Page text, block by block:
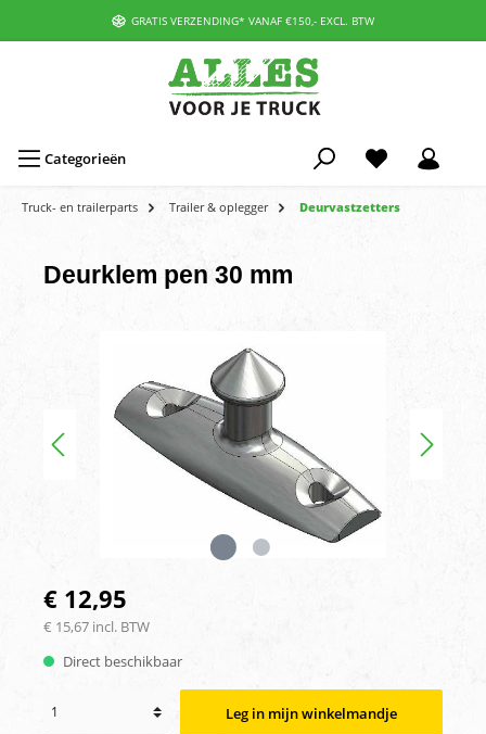
GRATIS VERZENDING* VANAF €150,- EXCL. BTW
Categorieën
Truck- en trailerparts Trailer & oplegger Deurvastzetters
Deurklem pen 30 mm
€ 12,95
€ 15,67 incl. BTW
Direct beschikbaar
Leg in mijn winkelmandje